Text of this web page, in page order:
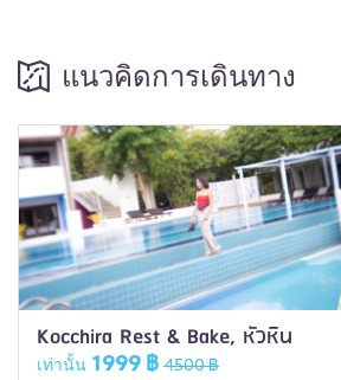
แนวคิดการเดินทาง
Kocchira Rest & Bake, หัวหิน
เท่านั้น 1999 ฿ 4500 ฿